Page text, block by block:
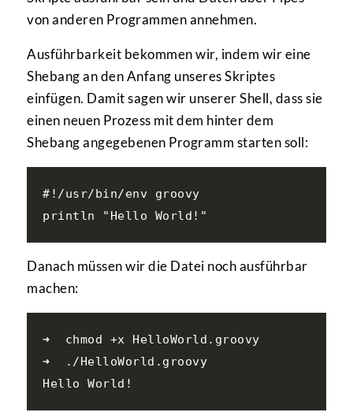
von anderen Programmen annehmen.
Ausführbarkeit bekommen wir, indem wir eine
Shebang an den Anfang unseres Skriptes
einfügen. Damit sagen wir unserer Shell, dass sie
einen neuen Prozess mit dem hinter dem
Shebang angegebenen Programm starten soll:
#!/usr/bin/env groovy
Danach müssen wir die Datei noch ausführbar
machen:
➜  chmod +x HelloWorld.groovy
➜  ./HelloWorld.groovy